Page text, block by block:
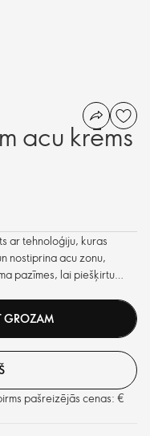
acu krēms
ar tehnoloģiju, kuras
nostiprina acu zonu,
pazīmes, lai piešķirtu
GROZAM
pašreizējās cenas: €